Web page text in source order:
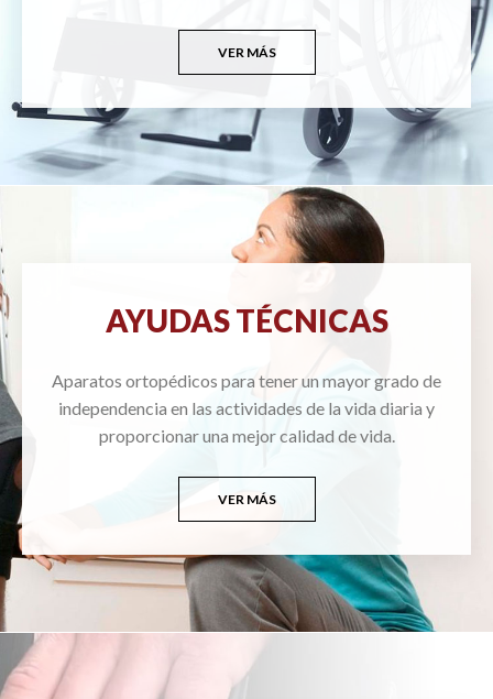
VER MÁS
AYUDAS TÉCNICAS
Aparatos ortopédicos para tener un mayor grado de
independencia en las actividades de la vida diaria y
proporcionar una mejor calidad de vida.
VER MÁS